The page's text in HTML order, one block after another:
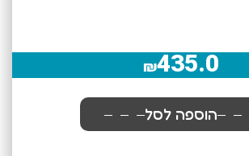
₪435.0
הוספה לסל